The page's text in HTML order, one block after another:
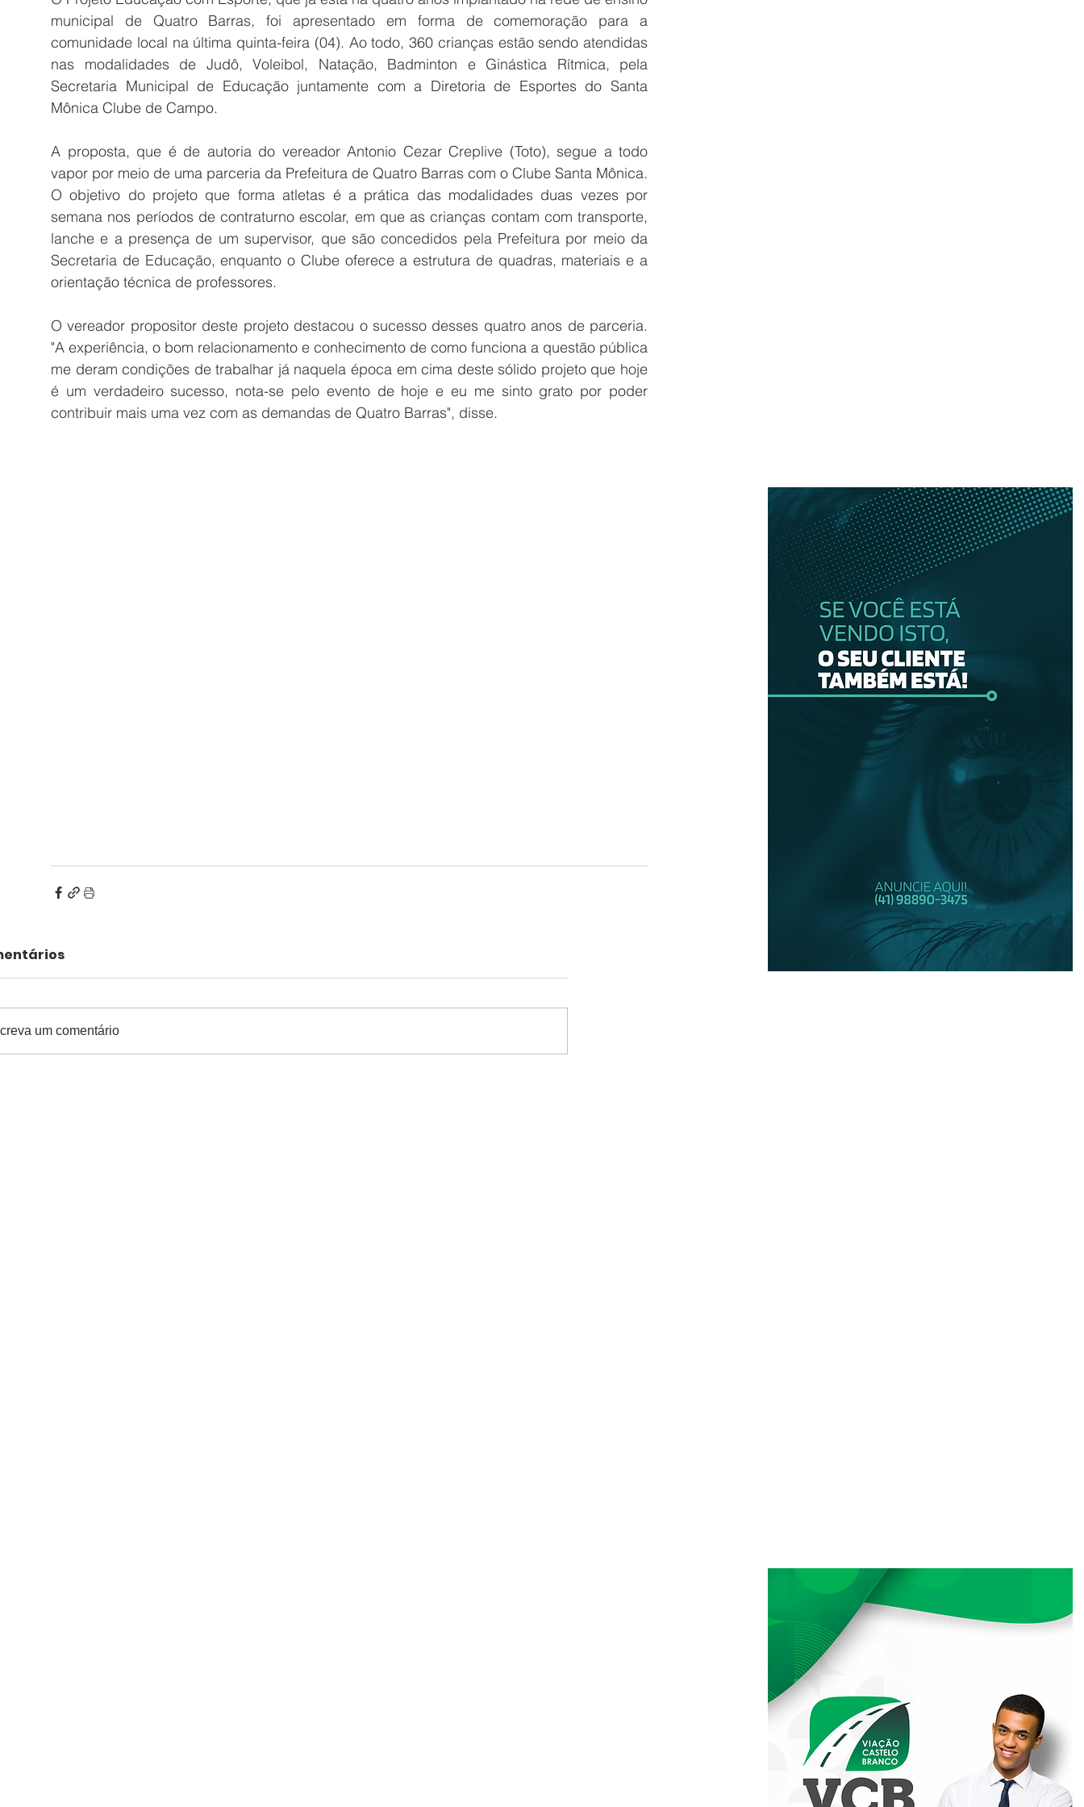
municipal de Quatro Barras, foi apresentado em forma de comemoração para a
comunidade local na última quinta-feira (04). Ao todo, 360 crianças estão sendo atendidas
nas modalidades de Judô, Voleibol, Natação, Badminton e Ginástica Rítmica, pela
Secretaria Municipal de Educação juntamente com a Diretoria de Esportes do Santa
Mônica Clube de Campo.
A proposta, que é de autoria do vereador Antonio Cezar Creplive (Toto), segue a todo
vapor por meio de uma parceria da Prefeitura de Quatro Barras com o Clube Santa Mônica.
O objetivo do projeto que forma atletas é a prática das modalidades duas vezes por
semana nos períodos de contraturno escolar, em que as crianças contam com transporte,
lanche e a presença de um supervisor, que são concedidos pela Prefeitura por meio da
Secretaria de Educação, enquanto o Clube oferece a estrutura de quadras, materiais e a
orientação técnica de professores.
O vereador propositor deste projeto destacou o sucesso desses quatro anos de parceria.
"A experiência, o bom relacionamento e conhecimento de como funciona a questão pública
me deram condições de trabalhar já naquela época em cima deste sólido projeto que hoje
é um verdadeiro sucesso, nota-se pelo evento de hoje e eu me sinto grato por poder
contribuir mais uma vez com as demandas de Quatro Barras", disse.
um comentário